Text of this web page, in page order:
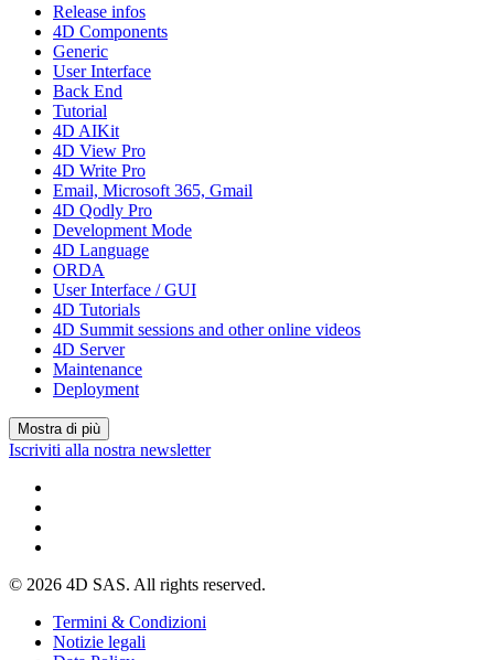
Release infos
4D Components
Generic
User Interface
Back End
Tutorial
4D AIKit
4D View Pro
4D Write Pro
Email, Microsoft 365, Gmail
4D Qodly Pro
Development Mode
4D Language
ORDA
User Interface / GUI
4D Tutorials
4D Summit sessions and other online videos
4D Server
Maintenance
Deployment
Mostra di più
Iscriviti alla nostra newsletter
© 2026 4D SAS. All rights reserved.
Termini & Condizioni
Notizie legali